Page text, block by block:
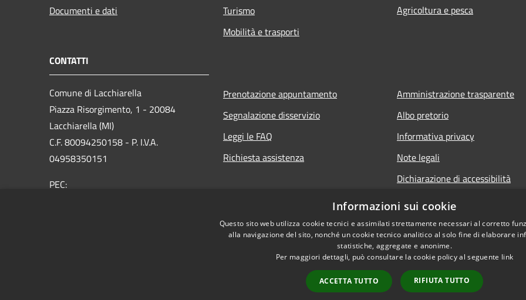
Documenti e dati
Turismo
Mobilità e trasporti
Agricoltura e pesca
CONTATTI
Comune di Lacchiarella
Piazza Risorgimento, 1 - 20084
Lacchiarella (MI)
C.F. 80094250158 - P. I.V.A.
04958350151
PEC:
Prenotazione appuntamento
Segnalazione disservizio
Leggi le FAQ
Richiesta assistenza
Amministrazione trasparente
Albo pretorio
Informativa privacy
Note legali
Dichiarazione di accessibilità
Informazioni sui cookie
Questo sito web utilizza cookie tecnici e assimilati strettamente necessari al corretto
alla navigazione del sito, nonché un cookie tecnico analitico al solo fine di elaborare
statistiche, aggregate e anonime.
Per maggiori dettagli, può consultare la cookie policy al seguente link
ACCETTA TUTTO RIFIUTA TUTTO